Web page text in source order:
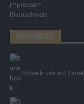
Impressum
Bildnachweis
MESSENGER
Schreib uns auf